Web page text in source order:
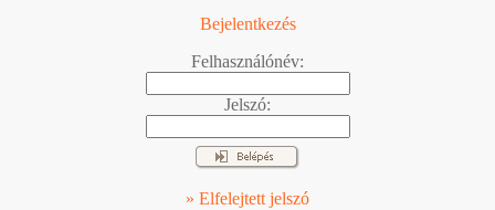
Bejelentkezés
Felhasználónév:
Jelszó:
» Elfelejtett jelszó